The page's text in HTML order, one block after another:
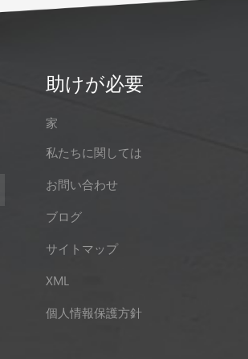
助けが必要
家
私たちに関しては
お問い合わせ
ブログ
サイトマップ
XML
個人情報保護方針